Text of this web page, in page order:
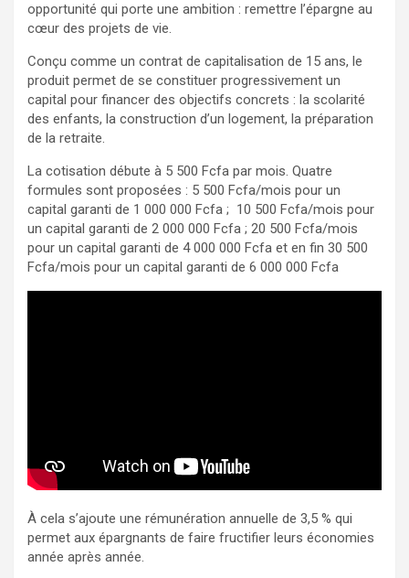
opportunité qui porte une ambition : remettre l’épargne au
cœur des projets de vie.
Conçu comme un contrat de capitalisation de 15 ans, le
produit permet de se constituer progressivement un
capital pour financer des objectifs concrets : la scolarité
des enfants, la construction d’un logement, la préparation
de la retraite.
La cotisation débute à 5 500 Fcfa par mois. Quatre
formules sont proposées : 5 500 Fcfa/mois pour un
capital garanti de 1 000 000 Fcfa ; 10 500 Fcfa/mois pour
un capital garanti de 2 000 000 Fcfa ; 20 500 Fcfa/mois
pour un capital garanti de 4 000 000 Fcfa et en fin 30 500
Fcfa/mois pour un capital garanti de 6 000 000 Fcfa
À cela s’ajoute une rémunération annuelle de 3,5 % qui
permet aux épargnants de faire fructifier leurs économies
année après année.